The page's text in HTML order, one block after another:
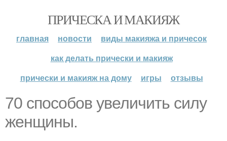
ПРИЧЕСКА И МАКИЯЖ
главная новости
виды макияжа и причесок
как делать прически и макияж
прически и макияж на дому
игры отзывы
70 способов увеличить силу
женщины.